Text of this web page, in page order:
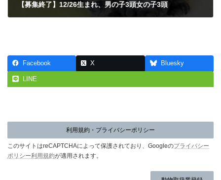
【募集終了】12/26生まれ、男の子3頭女の子3頭
Facebook X Bluesky
LINE
利用規約・プライバシーポリシー
このサイトはreCAPTCHAによって保護されており、Googleのプライバシー
ポリシー利用規約が適用されます。